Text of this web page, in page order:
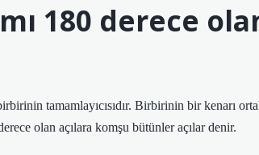
180 derece
tamamlayıcısıdır. Birbirinin bir kenarı
olan açılara komşu bütünler açılar denir.